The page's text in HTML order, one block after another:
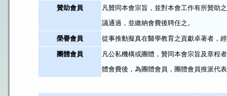
贊助會員
凡贊同本會宗旨，並對本會工作有所贊助
議通過，並繳納會費後聘任之。
榮譽會員 從事推動擬真在醫學教育之貢獻卓著者，
團體會員
凡公私機構或團體，贊同本會宗旨及章程
體會費後，為團體會員，團體會員推派代